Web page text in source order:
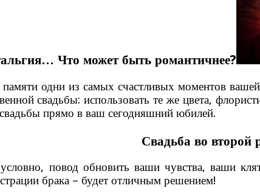
Что может быть романтичнее?
одни из самых счастливых моментов
свадьбы: использовать те же цвета,
прямо в ваш сегодняшний юбилей.
Свадьба во второй
повод обновить ваши чувства, ваши
брака – будет отличным решением!